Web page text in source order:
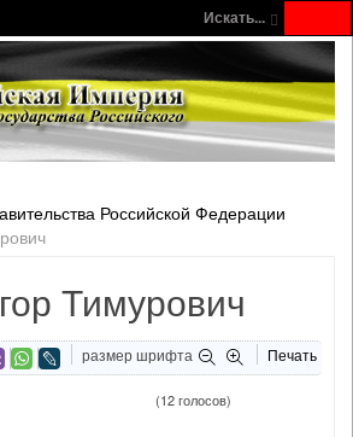
Искать...
Российской Федерации
Тимурович
размер шрифта Печать
(12 голосов)